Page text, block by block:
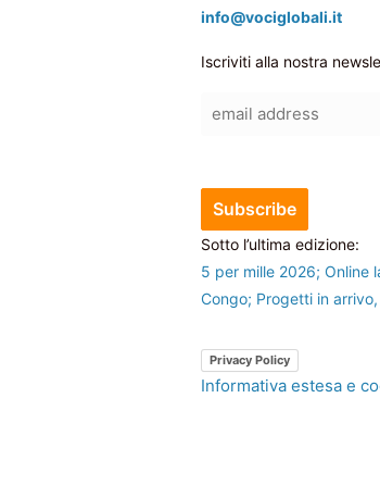
info@vociglobali.it
Iscriviti alla nostra
Sotto l’ultima edizione:
5 per mille 2026; Online
Congo; Progetti in
Privacy Policy
Informativa estesa e